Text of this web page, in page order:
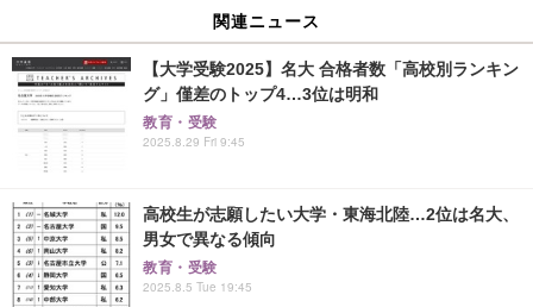
関連ニュース
【大学受験2025】名大 合格者数「高校別ランキン
グ」僅差のトップ4…3位は明和
教育・受験
2025.8.29 Fri 9:45
高校生が志願したい大学・東海北陸…2位は名大、
男女で異なる傾向
教育・受験
2025.8.5 Tue 19:45